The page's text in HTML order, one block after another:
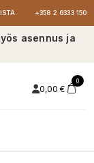
+358 2 6333 150
asennus ja
0,00 €
0